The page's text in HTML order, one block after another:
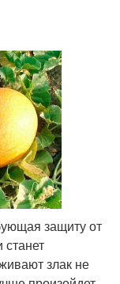
защиту от
злак не